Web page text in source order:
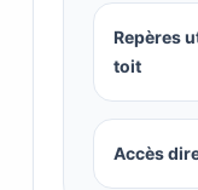
Repères
toit
Accès